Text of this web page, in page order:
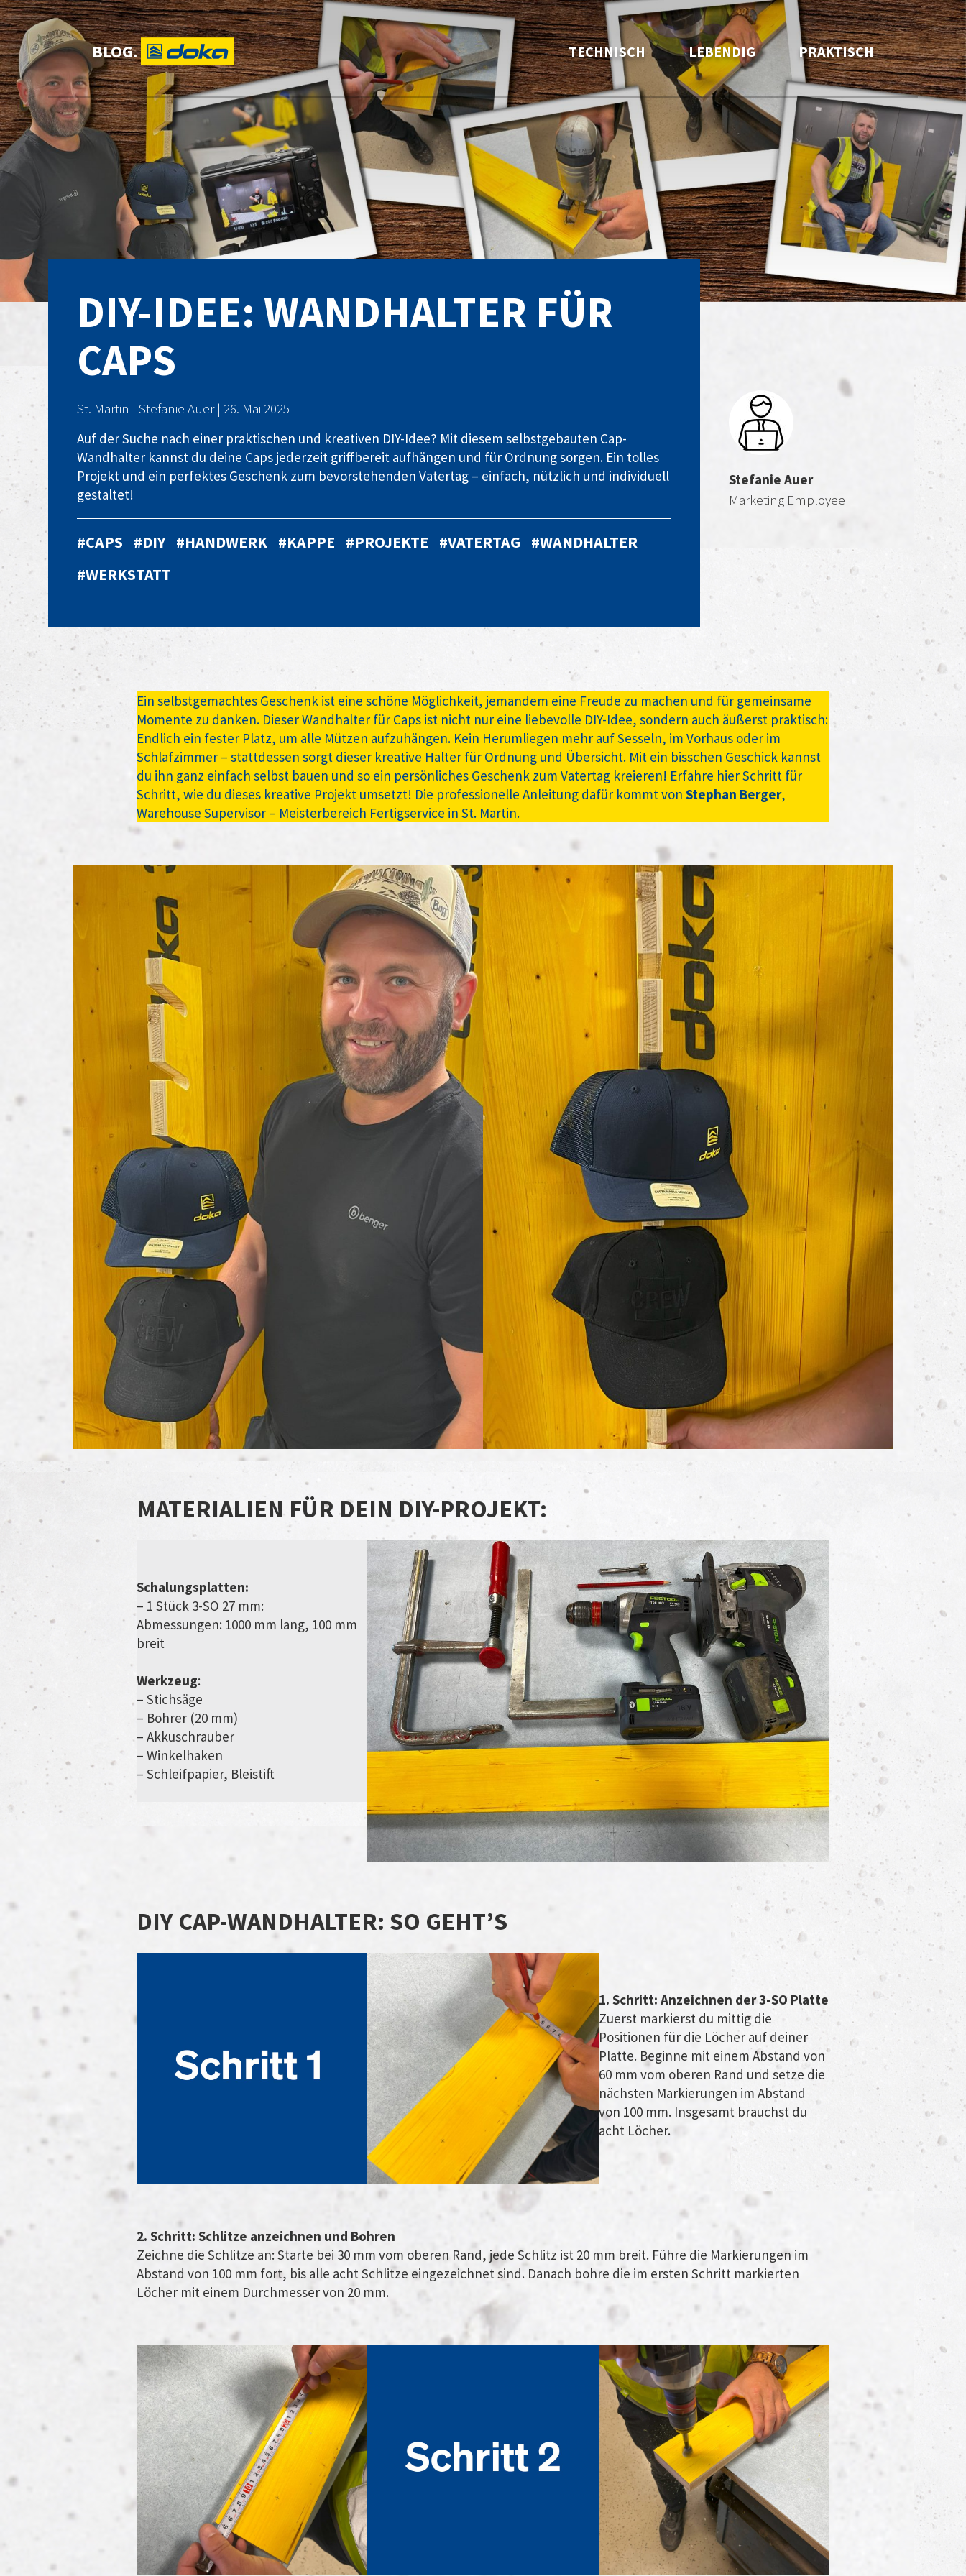
BLOG. TECHNISCH LEBENDIG PRAKTISCH
DIY-IDEE: WANDHALTER FÜR
CAPS
St. Martin | Stefanie Auer | 26. Mai 2025
Auf der Suche nach einer praktischen und kreativen DIY-Idee? Mit diesem selbstgebauten Cap-
Wandhalter kannst du deine Caps jederzeit griffbereit aufhängen und für Ordnung sorgen. Ein tolles
Projekt und ein perfektes Geschenk zum bevorstehenden Vatertag – einfach, nützlich und individuell
gestaltet!
#CAPS #DIY #HANDWERK #KAPPE #PROJEKTE #VATERTAG
#WANDHALTER
#WERKSTATT
Stefanie Auer
Marketing Employee
Ein selbstgemachtes Geschenk ist eine schöne Möglichkeit, jemandem eine Freude zu machen und für gemeinsame
Momente zu danken. Dieser Wandhalter für Caps ist nicht nur eine liebevolle DIY-Idee, sondern auch äußerst praktisch:
Endlich ein fester Platz, um alle Mützen aufzuhängen. Kein Herumliegen mehr auf Sesseln, im Vorhaus oder im
Schlafzimmer – stattdessen sorgt dieser kreative Halter für Ordnung und Übersicht. Mit ein bisschen Geschick kannst
du ihn ganz einfach selbst bauen und so ein persönliches Geschenk zum Vatertag kreieren! Erfahre hier Schritt für
Schritt, wie du dieses kreative Projekt umsetzt! Die professionelle Anleitung dafür kommt von Stephan Berger,
Warehouse Supervisor – Meisterbereich Fertigservice in St. Martin.
MATERIALIEN FÜR DEIN DIY-PROJEKT:
Schalungsplatten:
– 1 Stück 3-SO 27 mm:
Abmessungen: 1000 mm lang, 100 mm
breit
Werkzeug:
– Stichsäge
– Bohrer (20 mm)
– Akkuschrauber
– Winkelhaken
– Schleifpapier, Bleistift
DIY CAP-WANDHALTER: SO GEHT’S
1. Schritt: Anzeichnen der 3-SO Platte
Zuerst markierst du mittig die
Positionen für die Löcher auf deiner
Platte. Beginne mit einem Abstand von
60 mm vom oberen Rand und setze die
nächsten Markierungen im Abstand
von 100 mm. Insgesamt brauchst du
acht Löcher.
2. Schritt: Schlitze anzeichnen und Bohren
Zeichne die Schlitze an: Starte bei 30 mm vom oberen Rand, jede Schlitz ist 20 mm breit. Führe die Markierungen im
Abstand von 100 mm fort, bis alle acht Schlitze eingezeichnet sind. Danach bohre die im ersten Schritt markierten
Löcher mit einem Durchmesser von 20 mm.